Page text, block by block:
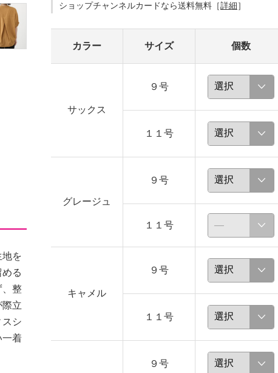
を
る
、整
際立
シ
一着
ショップチャンネルカードなら送料無料［詳細 ］
カラー サイズ 個数
サックス
９号
１１号
グレージュ
９号
１１号
キャメル
９号
１１号
９号